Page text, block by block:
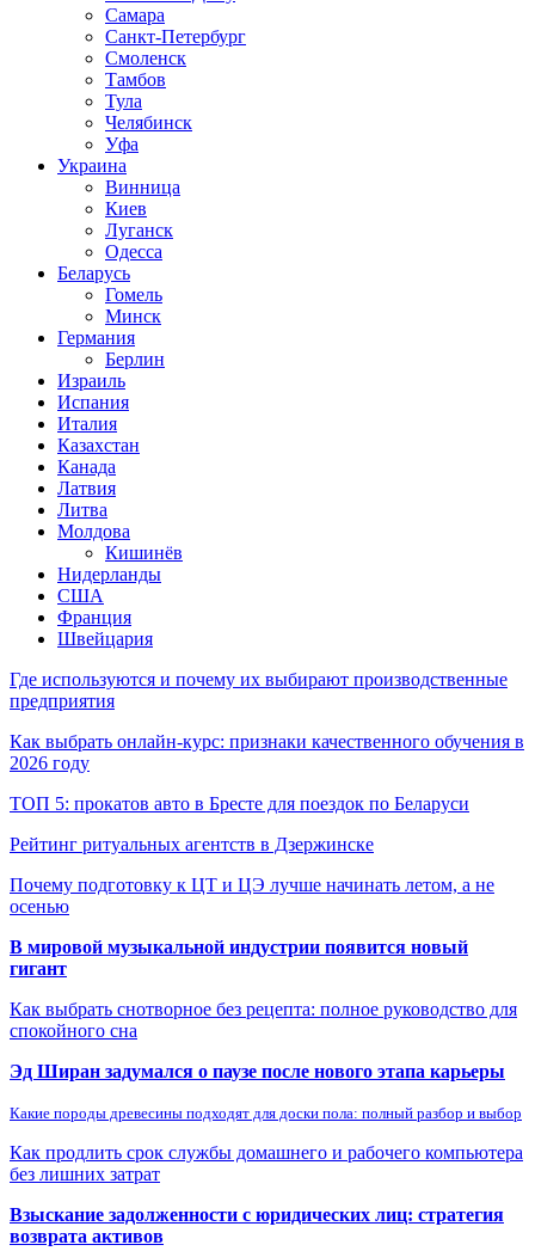
Самара
Санкт-Петербург
Смоленск
Тамбов
Тула
Челябинск
Уфа
Украина
Винница
Киев
Луганск
Одесса
Беларусь
Гомель
Минск
Германия
Берлин
Израиль
Испания
Италия
Казахстан
Канада
Латвия
Литва
Молдова
Кишинёв
Нидерланды
США
Франция
Швейцария
Где используются и почему их выбирают производственные
предприятия
Как выбрать онлайн-курс: признаки качественного обучения в
2026 году
ТОП 5: прокатов авто в Бресте для поездок по Беларуси
Рейтинг ритуальных агентств в Дзержинске
Почему подготовку к ЦТ и ЦЭ лучше начинать летом, а не
осенью
В мировой музыкальной индустрии появится новый
гигант
Как выбрать снотворное без рецепта: полное руководство для
спокойного сна
Эд Ширан задумался о паузе после нового этапа карьеры
Какие породы древесины подходят для доски пола: полный разбор и выбор
Как продлить срок службы домашнего и рабочего компьютера
без лишних затрат
Взыскание задолженности с юридических лиц: стратегия
возврата активов